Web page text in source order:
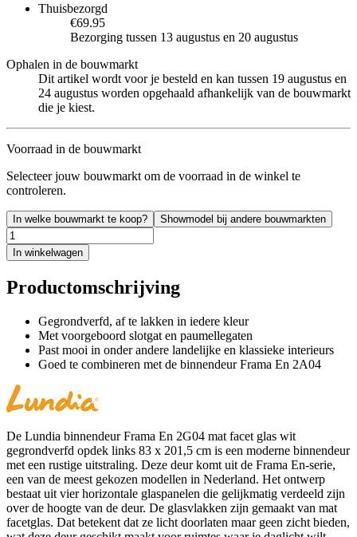
Thuisbezorgd
€69.95
Bezorging tussen 13 augustus en 20 augustus
Ophalen in de bouwmarkt
Dit artikel wordt voor je besteld en kan tussen 19 augustus en
24 augustus worden opgehaald afhankelijk van de bouwmarkt
die je kiest.
Voorraad in de bouwmarkt
Selecteer jouw bouwmarkt om de voorraad in de winkel te
controleren.
In welke bouwmarkt te koop? Showmodel bij andere bouwmarkten
In winkelwagen
Productomschrijving
Gegrondverfd, af te lakken in iedere kleur
Met voorgeboord slotgat en paumellegaten
Past mooi in onder andere landelijke en klassieke interieurs
Goed te combineren met de binnendeur Frama En 2A04
De Lundia binnendeur Frama En 2G04 mat facet glas wit
gegrondverfd opdek links 83 x 201,5 cm is een moderne binnendeur
met een rustige uitstraling. Deze deur komt uit de Frama En-serie,
een van de meest gekozen modellen in Nederland. Het ontwerp
bestaat uit vier horizontale glaspanelen die gelijkmatig verdeeld zijn
over de hoogte van de deur. De glasvlakken zijn gemaakt van mat
facetglas. Dat betekent dat ze licht doorlaten maar geen zicht bieden,